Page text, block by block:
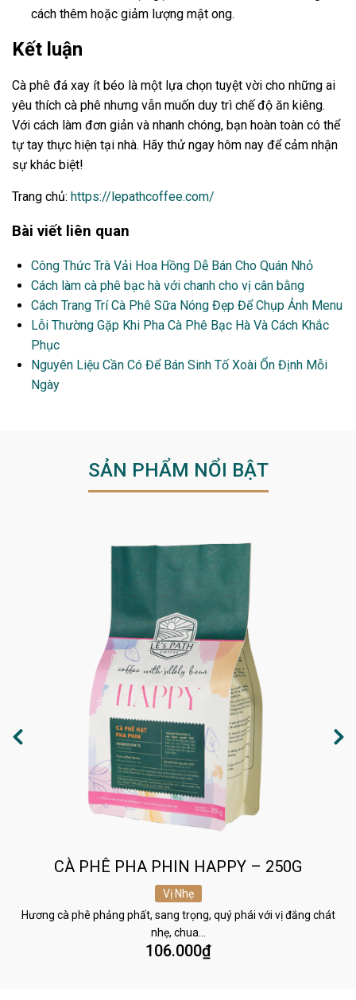
cách thêm hoặc giảm lượng mật ong.
Kết luận
Cà phê đá xay ít béo là một lựa chọn tuyệt vời cho những ai
yêu thích cà phê nhưng vẫn muốn duy trì chế độ ăn kiêng.
Với cách làm đơn giản và nhanh chóng, bạn hoàn toàn có thể
tự tay thực hiện tại nhà. Hãy thử ngay hôm nay để cảm nhận
sự khác biệt!
Trang chủ: https://lepathcoffee.com/
Bài viết liên quan
Công Thức Trà Vải Hoa Hồng Dễ Bán Cho Quán Nhỏ
Cách làm cà phê bạc hà với chanh cho vị cân bằng
Cách Trang Trí Cà Phê Sữa Nóng Đẹp Để Chụp Ảnh Menu
Lỗi Thường Gặp Khi Pha Cà Phê Bạc Hà Và Cách Khắc
Phục
Nguyên Liệu Cần Có Để Bán Sinh Tố Xoài Ổn Định Mỗi
Ngày
SẢN PHẨM NỔI BẬT
CÀ PHÊ PHA PHIN HAPPY – 250G
Vị Nhẹ
Hương cà phê phảng phất, sang trọng, quý phái với vị đắng chát
nhẹ, chua…
106.000₫